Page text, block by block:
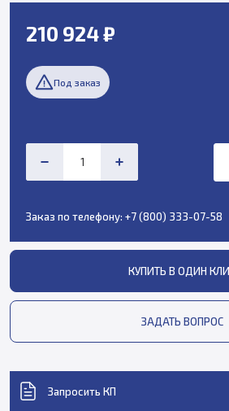
210 924 ₽
Под заказ
Заказ по телефону: +7 (800) 333-07-58
КУПИТЬ В ОДИН
ЗАДАТЬ ВОПРОС
Запросить КП